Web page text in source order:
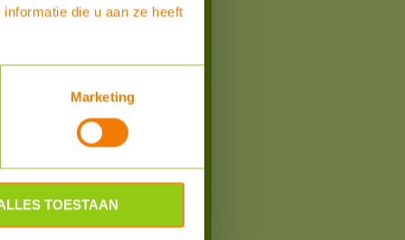
die u aan ze heeft
Marketing
TOESTAAN
of Alpha2 pomp
van 230V op een Alpha1 of